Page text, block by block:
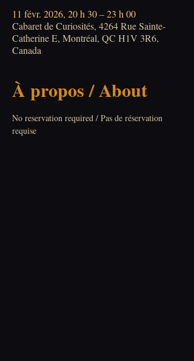
11 févr. 2026, 20 h 30 – 23 h 00
Cabaret de Curiosités, 4264 Rue Sainte-
Catherine E, Montréal, QC H1V 3R6,
Canada
À propos / About
No reservation required / Pas de réservation
requise